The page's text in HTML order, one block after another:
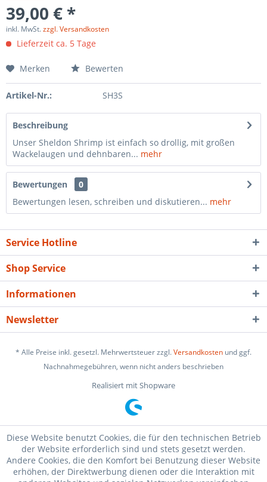
39,00 € *
inkl. MwSt.zzgl. Versandkosten
Lieferzeit ca. 5 Tage
Merken Bewerten
Artikel-Nr.: SH3S
Beschreibung
Unser Sheldon Shrimp ist einfach so drollig, mit großen
Wackelaugen und dehnbaren... mehr
Bewertungen
0
Bewertungen lesen, schreiben und diskutieren... mehr
Service Hotline
Shop Service
Informationen
Newsletter
* Alle Preise inkl. gesetzl. Mehrwertsteuer zzgl.Versandkosten und ggf.
Nachnahmegebühren, wenn nicht anders beschrieben
Realisiert mit Shopware
Diese Website benutzt Cookies, die für den technischen Betrieb
der Website erforderlich sind und stets gesetzt werden.
Andere Cookies, die den Komfort bei Benutzung dieser Website
erhöhen, der Direktwerbung dienen oder die Interaktion mit